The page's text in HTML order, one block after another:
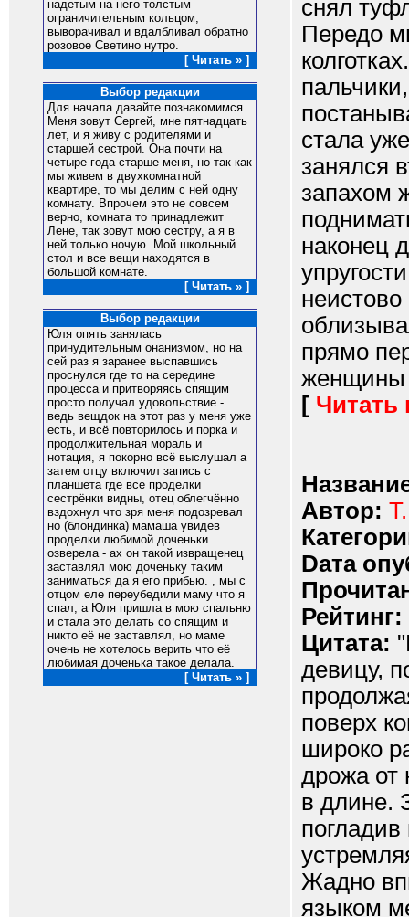
надетым на него толстым
ограничительным кольцом,
выворачивал и вдалбливал обратно
розовое Светино нутро.
[ Читать » ]
Выбор редакции
Для начала давайте познакомимся.
Меня зовут Сергей, мне пятнадцать
лет, и я живу с родителями и
старшей сестрой. Она почти на
четыре года старше меня, но так как
мы живем в двухкомнатной
квартире, то мы делим с ней одну
комнату. Впрочем это не совсем
верно, комната то принадлежит
Лене, так зовут мою сестру, а я в
ней только ночую. Мой школьный
стол и все вещи находятся в
большой комнате.
[ Читать » ]
Выбор редакции
Юля опять занялась
принудительным онанизмом, но на
сей раз я заранее выспавшись
проснулся где то на середине
процесса и притворяясь спящим
просто получал удовольствие -
ведь вещдок на этот раз у меня уже
есть, и всё повторилось и порка и
продолжительная мораль и
нотация, я покорно всё выслушал а
затем отцу включил запись с
планшета где все проделки
сестрёнки видны, отец облегчённо
вздохнул что зря меня подозревал
но (блондинка) мамаша увидев
проделки любимой доченьки
озверела - ах он такой извращенец
заставлял мою доченьку таким
заниматься да я его прибью. , мы с
отцом еле переубедили маму что я
спал, а Юля пришла в мою спальню
и стала это делать со спящим и
никто её не заставлял, но маме
очень не хотелось верить что её
любимая доченька такое делала.
[ Читать » ]
снял
Передо
стала
занялся
запахом
наконец
прямо
женщины
[ Читать
Автор:
Dата
Рейтинг:
Цитата:
девицу,
поверх
широко
дрожа от
в длине.
Жадно
языком